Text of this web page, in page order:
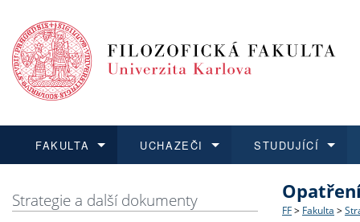
FAKULTA
Struktura
UCHAZEČI
Co
STUDUJÍCÍ
O vědě a
Aktuální
Strategie a další dokumenty FF > Fakulta >